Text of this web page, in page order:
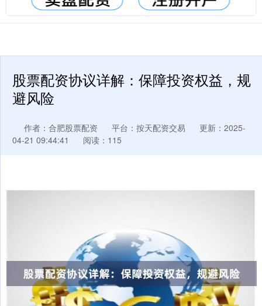
股票配资协议详解：保障投资权益，规
避风险
作者：合肥股票配资 平台：按天配资交易
更新：2025-
04-21 09:44:41
阅读：115